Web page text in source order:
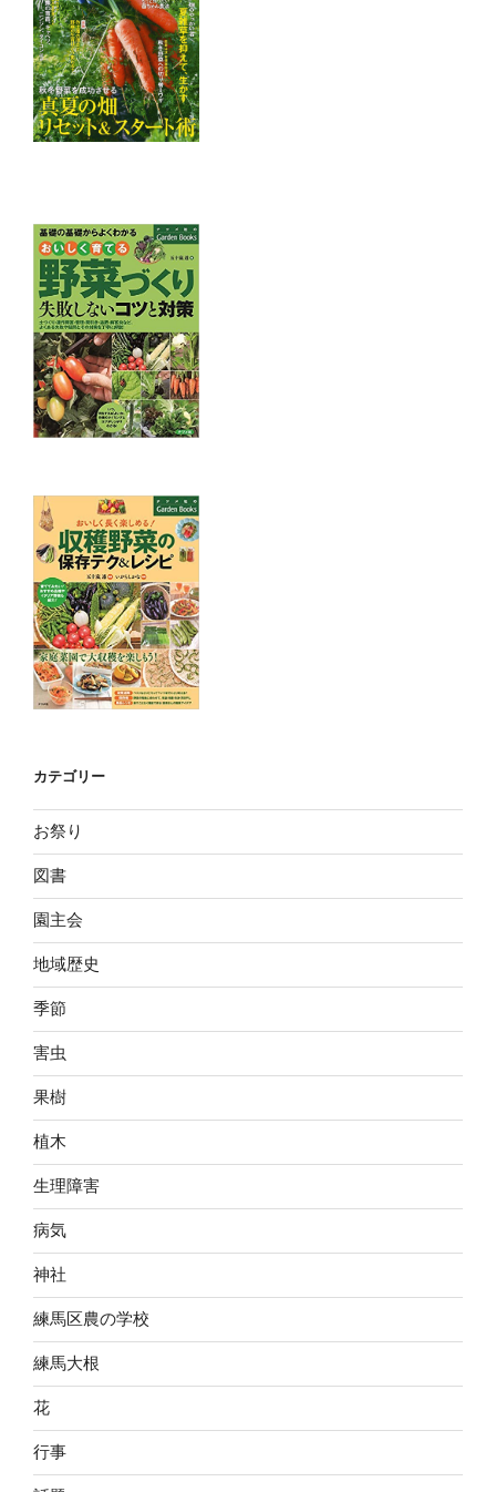
カテゴリー
お祭り
図書
園主会
地域歴史
季節
害虫
果樹
植木
生理障害
病気
神社
練馬区農の学校
練馬大根
花
行事